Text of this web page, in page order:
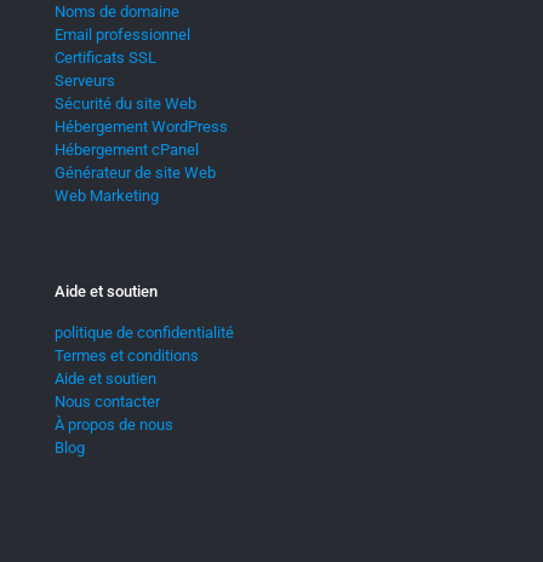
Noms de domaine
Email professionnel
Certificats SSL
Serveurs
Sécurité du site Web
Hébergement WordPress
Hébergement cPanel
Générateur de site Web
Web Marketing
Aide et soutien
politique de confidentialité
Termes et conditions
Aide et soutien
Nous contacter
À propos de nous
Blog